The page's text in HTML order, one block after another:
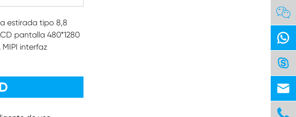
estirada tipo 8,8
pantalla 480*1280
MIPI interfaz




